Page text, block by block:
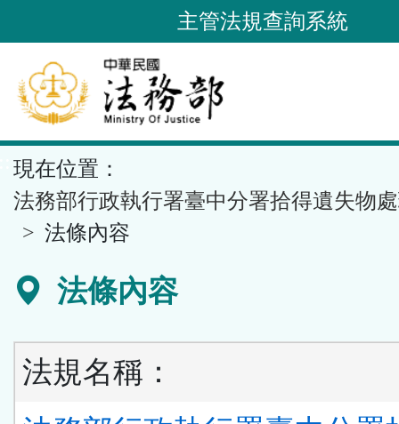
到
要
內
容
區
塊
主管法規查詢系統
現在位置：
法務部行政執行署臺中分署拾得遺失物
法條內容
法條內容
法規名稱：